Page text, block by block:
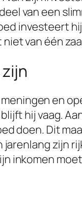
van een
investeert
van één
en
hij vaag.
doen. Dit
jarenlang zijn
inkomen